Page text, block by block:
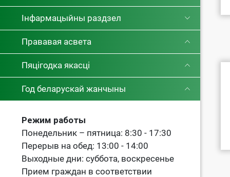
Інфармацыйны раздзел
Прававая асвета
Пяцігодка якасці
Год беларускай жанчыны
Режим работы
Понедельник – пятница: 8:30 - 17:30
Перерыв на обед: 13:00 - 14:00
Выходные дни: суббота, воскресенье
Прием граждан в соответствии